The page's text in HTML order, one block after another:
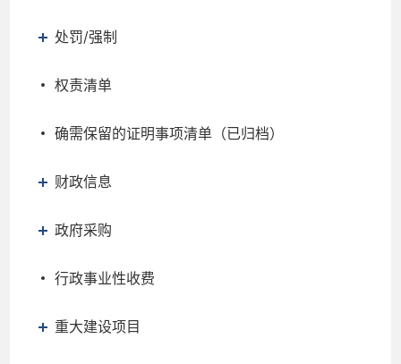
处罚/强制
权责清单
确需保留的证明事项清单（已归档）
财政信息
政府采购
行政事业性收费
重大建设项目